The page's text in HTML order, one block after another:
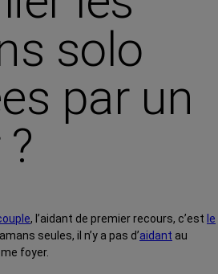
solo
par un
, l’aidant de premier recours, c’est le
seules, il n’y a pas d’aidant au
foyer.